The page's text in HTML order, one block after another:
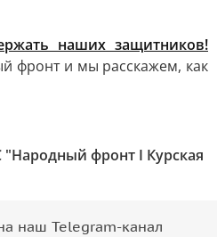
наших защитников!
фронт и мы расскажем, как
фронт I Курская
наш Telegram-канал